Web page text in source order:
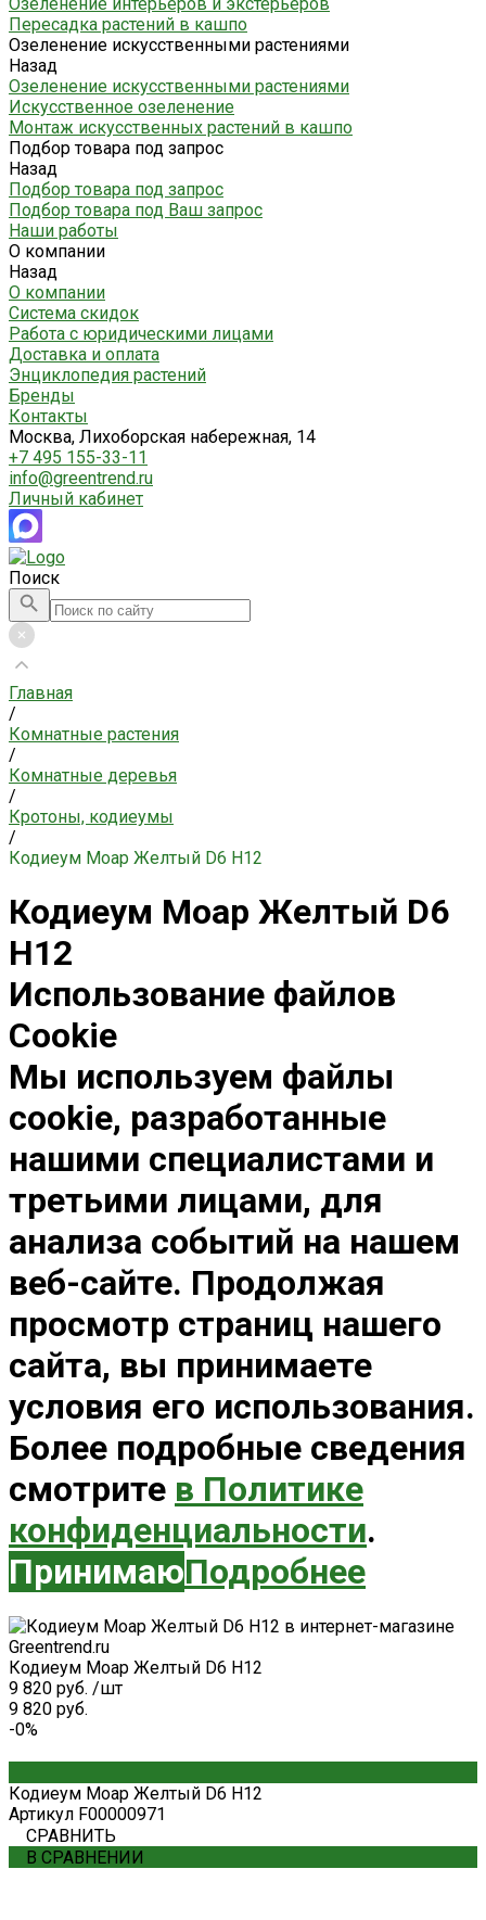
Пересадка растений в кашпо
Озеленение искусственными растениями
Назад
Озеленение искусственными растениями
Искусственное озеленение
Монтаж искусственных растений в кашпо
Подбор товара под запрос
Назад
Подбор товара под запрос
Подбор товара под Ваш запрос
Наши работы
О компании
Назад
О компании
Система скидок
Работа с юридическими лицами
Доставка и оплата
Энциклопедия растений
Бренды
Контакты
Москва, Лихоборская набережная, 14
+7 495 155-33-11
info@greentrend.ru
Личный кабинет
Поиск
Главная
/
Комнатные растения
/
Комнатные деревья
/
Кротоны, кодиеумы
/
Кодиеум Моар Желтый D6 H12
Кодиеум Моар Желтый D6
H12
Использование файлов
Cookie
Мы используем файлы
cookie, разработанные
нашими специалистами и
третьими лицами, для
анализа событий на нашем
веб-сайте. Продолжая
просмотр страниц нашего
сайта, вы принимаете
условия его использования.
Более подробные сведения
смотрите в Политике
конфиденциальности.
ПринимаюПодробнее
Кодиеум Моар Желтый D6 H12
9 820 руб. /шт
9 820 руб.
-0%
Кодиеум Моар Желтый D6 H12
Артикул F00000971
СРАВНИТЬ
В СРАВНЕНИИ